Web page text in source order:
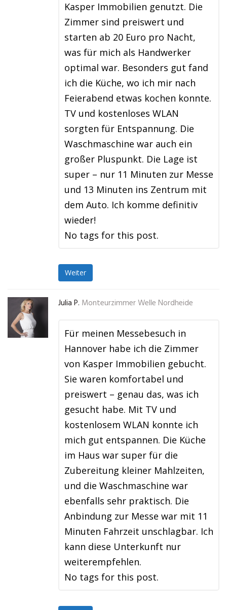
Kasper Immobilien genutzt. Die
Zimmer sind preiswert und
starten ab 20 Euro pro Nacht,
was für mich als Handwerker
optimal war. Besonders gut fand
ich die Küche, wo ich mir nach
Feierabend etwas kochen konnte.
TV und kostenloses WLAN
sorgten für Entspannung. Die
Waschmaschine war auch ein
großer Pluspunkt. Die Lage ist
super – nur 11 Minuten zur Messe
und 13 Minuten ins Zentrum mit
dem Auto. Ich komme definitiv
wieder!
No tags for this post.
Weiter
Julia P. Monteurzimmer Welle Nordheide
Für meinen Messebesuch in
Hannover habe ich die Zimmer
von Kasper Immobilien gebucht.
Sie waren komfortabel und
preiswert – genau das, was ich
gesucht habe. Mit TV und
kostenlosem WLAN konnte ich
mich gut entspannen. Die Küche
im Haus war super für die
Zubereitung kleiner Mahlzeiten,
und die Waschmaschine war
ebenfalls sehr praktisch. Die
Anbindung zur Messe war mit 11
Minuten Fahrzeit unschlagbar. Ich
kann diese Unterkunft nur
weiterempfehlen.
No tags for this post.